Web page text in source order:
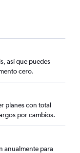
así que puedes
cero.
planes con total
por cambios.
anualmente para